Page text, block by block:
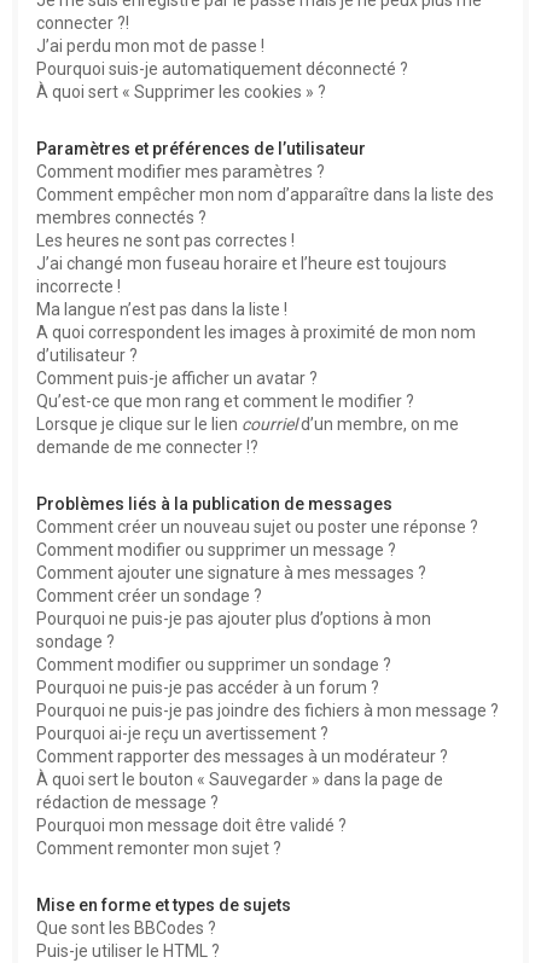
connecter ?!
J’ai perdu mon mot de passe !
Pourquoi suis-je automatiquement déconnecté ?
À quoi sert « Supprimer les cookies » ?
Paramètres et préférences de l’utilisateur
Comment modifier mes paramètres ?
Comment empêcher mon nom d’apparaître dans la liste des
membres connectés ?
Les heures ne sont pas correctes !
J’ai changé mon fuseau horaire et l’heure est toujours
incorrecte !
Ma langue n’est pas dans la liste !
A quoi correspondent les images à proximité de mon nom
d’utilisateur ?
Comment puis-je afficher un avatar ?
Qu’est-ce que mon rang et comment le modifier ?
Lorsque je clique sur le lien courrield’un membre, on me
demande de me connecter !?
Problèmes liés à la publication de messages
Comment créer un nouveau sujet ou poster une réponse ?
Comment modifier ou supprimer un message ?
Comment ajouter une signature à mes messages ?
Comment créer un sondage ?
Pourquoi ne puis-je pas ajouter plus d’options à mon
sondage ?
Comment modifier ou supprimer un sondage ?
Pourquoi ne puis-je pas accéder à un forum ?
Pourquoi ne puis-je pas joindre des fichiers à mon message ?
Pourquoi ai-je reçu un avertissement ?
Comment rapporter des messages à un modérateur ?
À quoi sert le bouton « Sauvegarder » dans la page de
rédaction de message ?
Pourquoi mon message doit être validé ?
Comment remonter mon sujet ?
Mise en forme et types de sujets
Que sont les BBCodes ?
Puis-je utiliser le HTML ?